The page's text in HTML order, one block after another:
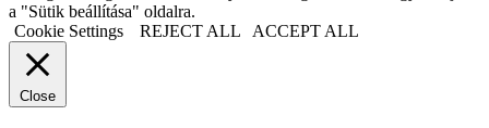
a "Sütik beállítása" oldalra.
Cookie Settings
REJECT ALL ACCEPT ALL
Close